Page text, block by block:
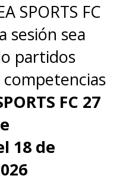
SPORTS FC
sesión sea
partidos
FC 27
18 de